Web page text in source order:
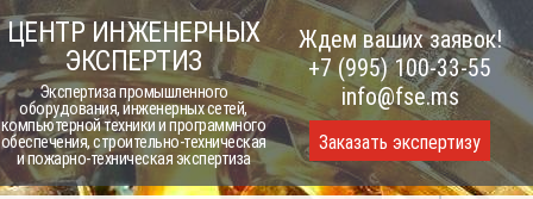
Skip
to
content
ЦЕНТР ИНЖЕНЕРНЫХ
ЭКСПЕРТИЗ
Экспертиза промышленного
оборудования, инженерных сетей,
компьютерной техники и программного
обеспечения, строительно-техническая
и пожарно-техническая экспертиза
Ждем ваших заявок!
+7 (995) 100-33-55
info@fse.ms
Заказать экспертизу